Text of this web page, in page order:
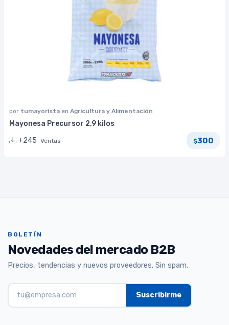
por tumayorista en Agricultura y Alimentación
Mayonesa Precursor 2,9 kilos
+245 Ventas $300
BOLETÍN
Novedades del mercado B2B
Precios, tendencias y nuevos proveedores. Sin spam.